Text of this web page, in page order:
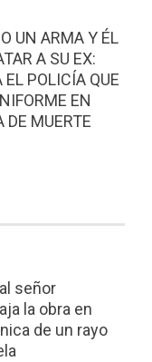
UN ARMA Y ÉL
A SU EX:
EL POLICÍA QUE
EN
MUERTE
señor
la obra en
de un rayo